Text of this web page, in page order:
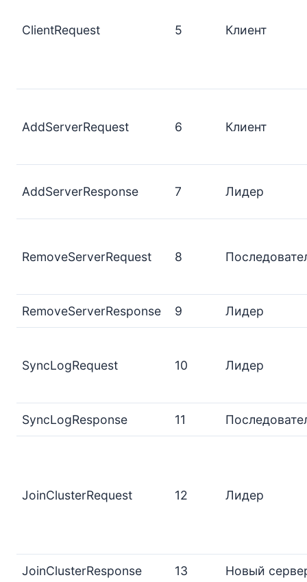
ClientRequest 5 Клиент
AddServerRequest 6 Клиент
AddServerResponse 7 Лидер
RemoveServerRequest 8
RemoveServerResponse 9 Лидер
SyncLogRequest 10 Лидер
SyncLogResponse 11
JoinClusterRequest 12 Лидер
JoinClusterResponse 13 Новый